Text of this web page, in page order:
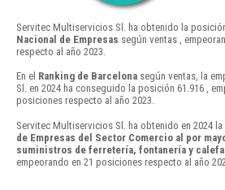
Servitec Multiservicios Sl. ha obtenido la
Nacional de Empresas según ventas ,
respecto al año 2023.
En el Ranking de Barcelona según ventas, la
Sl. en 2024 ha conseguido la posición 61.916 ,
posiciones respecto al año 2023.
Servitec Multiservicios Sl. ha obtenido en 2024 la
de Empresas del Sector Comercio al por
suministros de ferretería, fontanería y
empeorando en 21 posiciones respecto al año